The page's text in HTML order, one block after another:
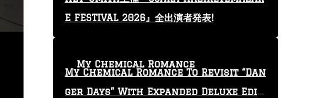
E FESTIVAL 2026』全出演者発表!
My Chemical Romance To Revisit “Dan
ger Days” With Expanded Deluxe Editi
My Chemical Romance